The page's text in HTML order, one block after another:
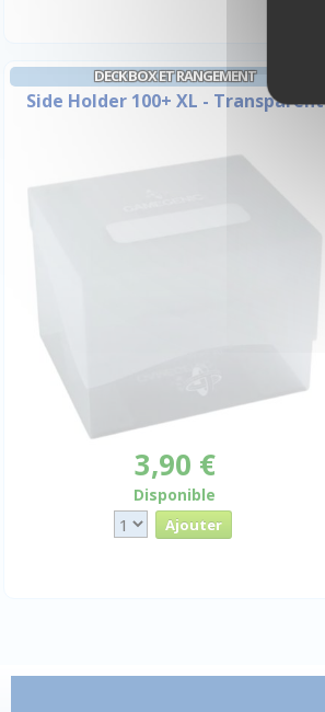
DECK BOX ET RANGEMENT
Side Holder 100+ XL - Transparent
3,90 €
Disponible